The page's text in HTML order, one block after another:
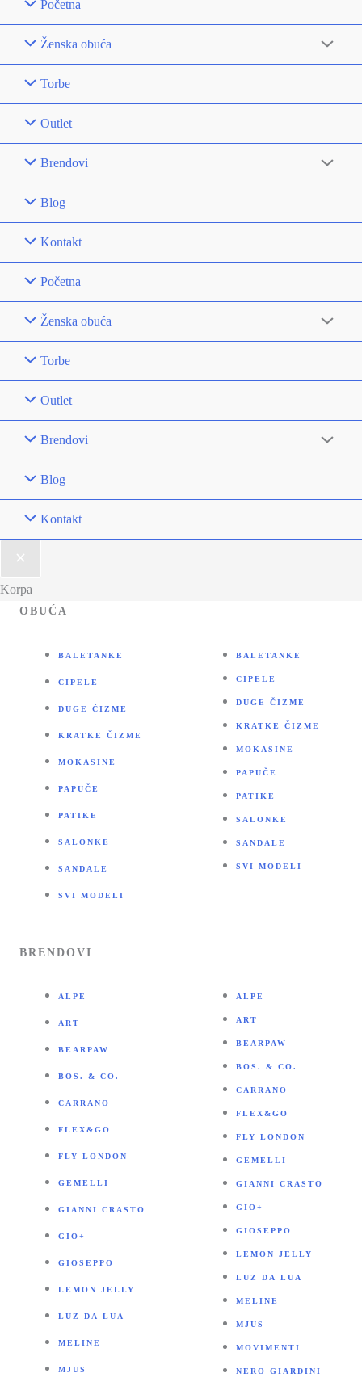
Početna
Ženska obuća
Torbe
Outlet
Brendovi
Blog
Kontakt
Početna
Ženska obuća
Torbe
Outlet
Brendovi
Blog
Kontakt
Korpa
OBUĆA
BALETANKE
CIPELE
DUGE ČIZME
KRATKE ČIZME
MOKASINE
PAPUČE
PATIKE
SALONKE
SANDALE
SVI MODELI
BALETANKE
CIPELE
DUGE ČIZME
KRATKE ČIZME
MOKASINE
PAPUČE
PATIKE
SALONKE
SANDALE
SVI MODELI
BRENDOVI
ALPE
ART
BEARPAW
BOS. & CO.
CARRANO
FLEX&GO
FLY LONDON
GEMELLI
GIANNI CRASTO
GIO+
GIOSEPPO
LEMON JELLY
LUZ DA LUA
MELINE
MJUS
ALPE
ART
BEARPAW
BOS. & CO.
CARRANO
FLEX&GO
FLY LONDON
GEMELLI
GIANNI CRASTO
GIO+
GIOSEPPO
LEMON JELLY
LUZ DA LUA
MELINE
MJUS
MOVIMENTI
NERO GIARDINI